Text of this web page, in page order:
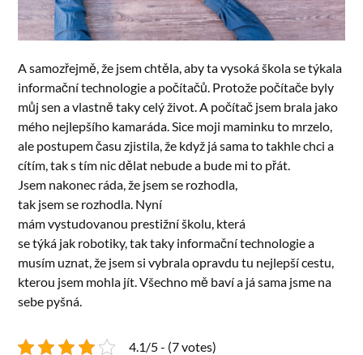
A samozřejmě, že jsem chtěla, aby ta vysoká škola se týkala
informační technologie a počítačů. Protože počítače byly
můj sen a vlastně taky celý život. A počítač jsem brala jako
mého nejlepšího kamaráda. Sice moji maminku to mrzelo,
ale postupem času zjistila, že když já sama to takhle chci a
cítím, tak s tím nic dělat nebude a bude mi to přát.
Jsem nakonec ráda, že jsem se rozhodla,
tak jsem se rozhodla. Nyní
mám vystudovanou prestižní školu, která
se týká jak robotiky, tak taky informační technologie a
musím uznat, že jsem si vybrala opravdu tu nejlepší cestu,
kterou jsem mohla jít. Všechno mě baví a já sama jsme na
sebe pyšná.
4.1/5 - (7 votes)